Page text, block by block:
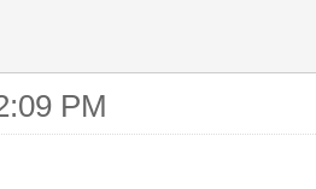
PM